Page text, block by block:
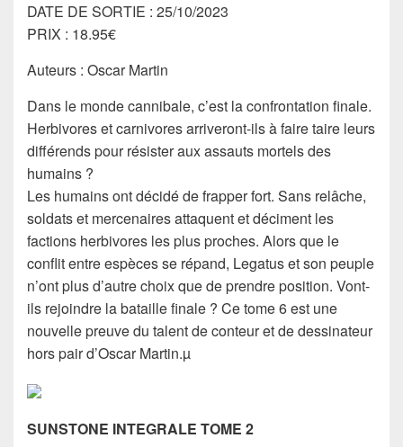
DATE DE SORTIE : 25/10/2023
PRIX : 18.95€
Auteurs : Oscar Martin
Dans le monde cannibale, c’est la confrontation finale.
Herbivores et carnivores arriveront-ils à faire taire leurs
différends pour résister aux assauts mortels des
humains ?
Les humains ont décidé de frapper fort. Sans relâche,
soldats et mercenaires attaquent et déciment les
factions herbivores les plus proches. Alors que le
conflit entre espèces se répand, Legatus et son peuple
n’ont plus d’autre choix que de prendre position. Vont-
ils rejoindre la bataille finale ? Ce tome 6 est une
nouvelle preuve du talent de conteur et de dessinateur
hors pair d’Oscar Martin.µ
SUNSTONE INTEGRALE TOME 2